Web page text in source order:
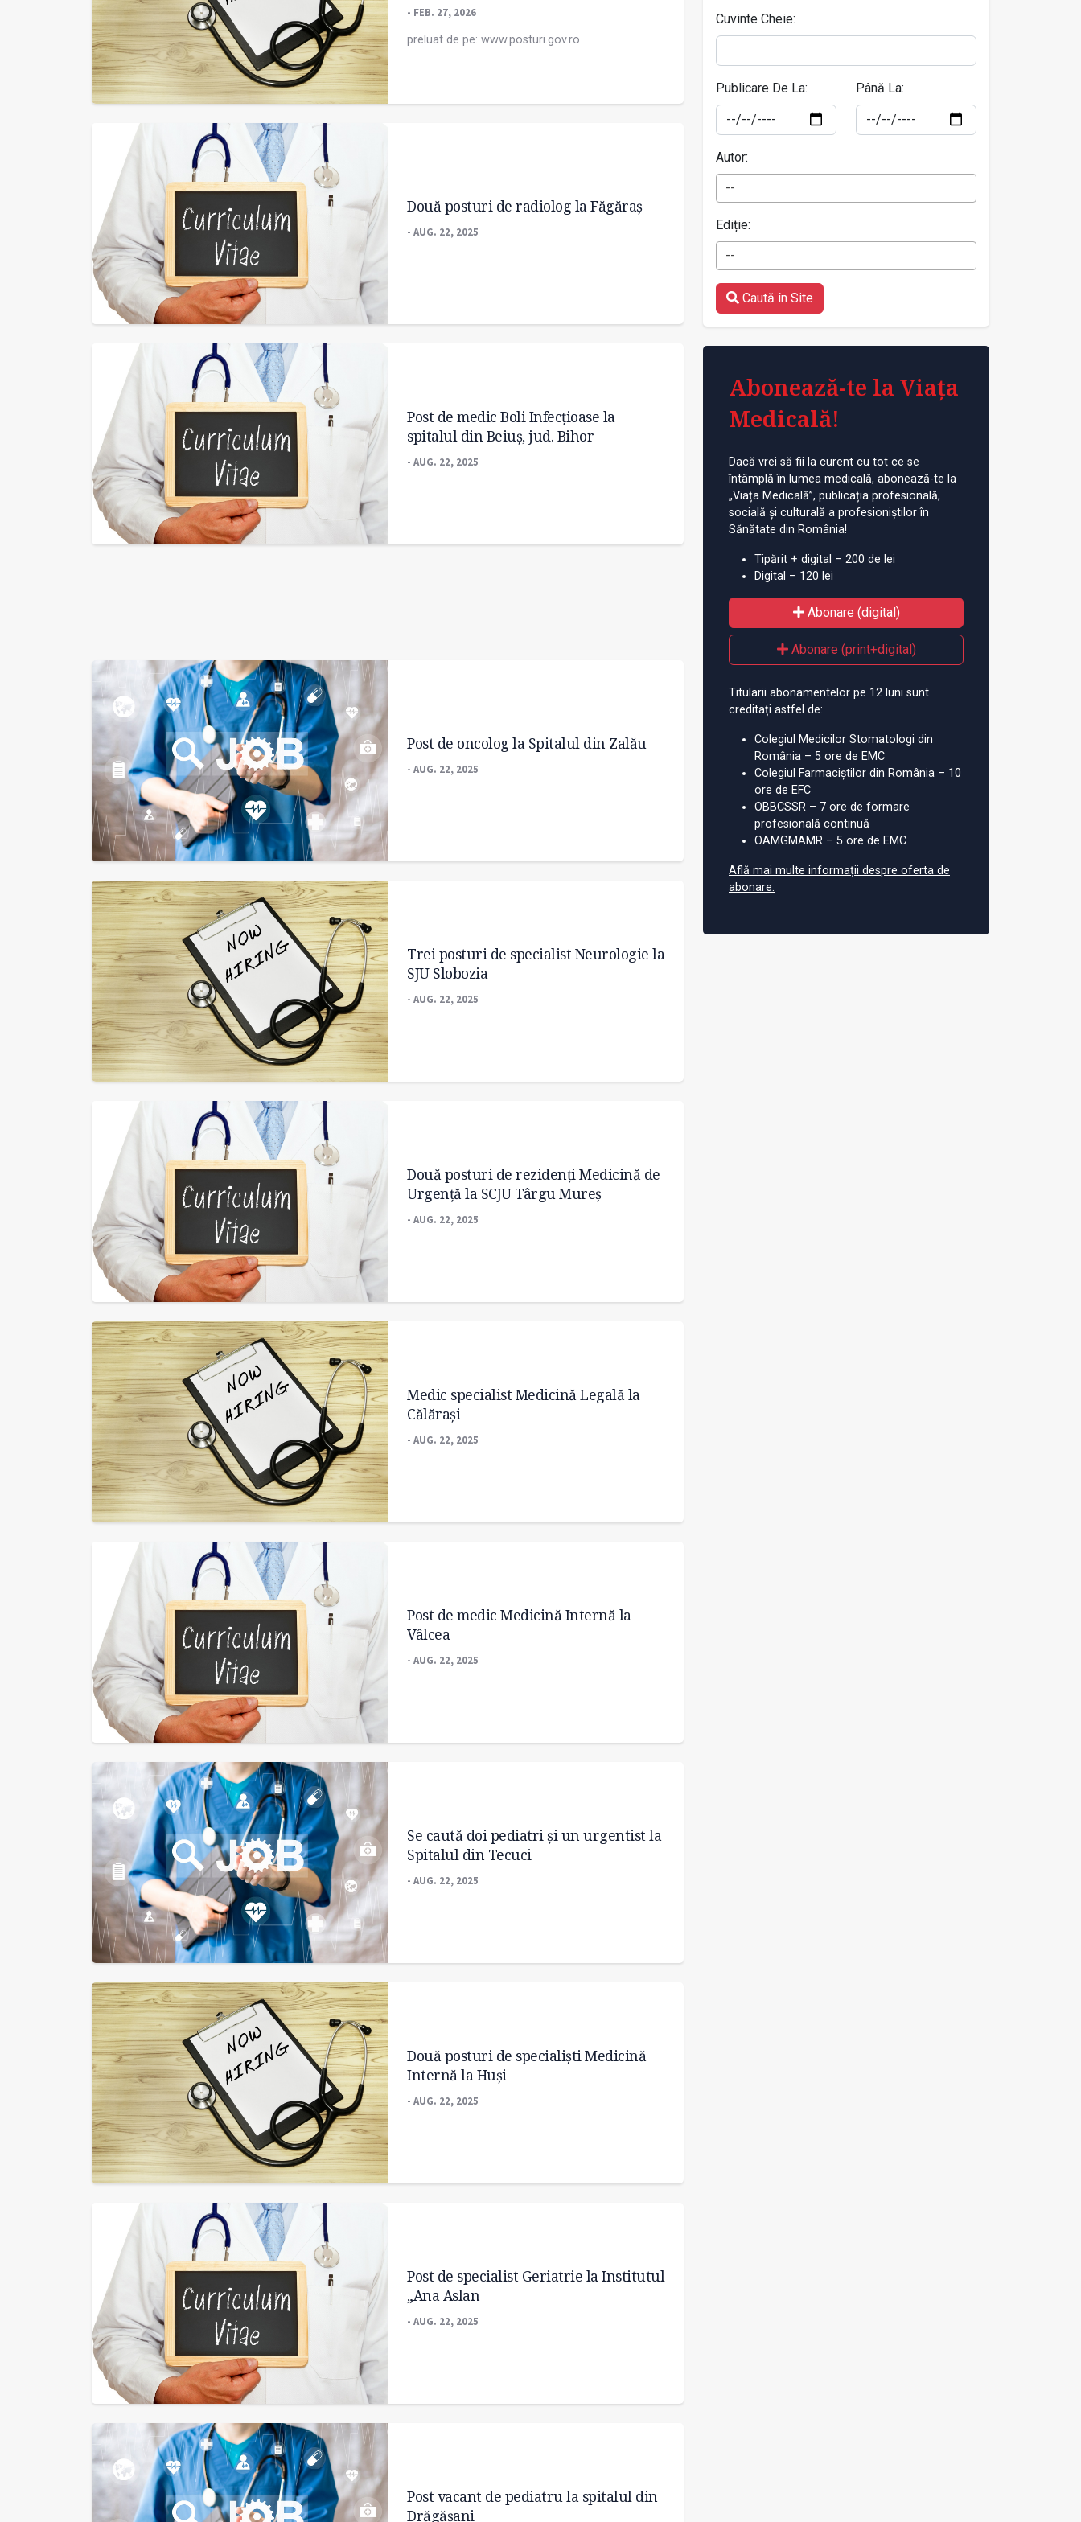
- FEB. 27, 2026
preluat de pe: www.posturi.gov.ro
Două posturi de radiolog la Făgăraș
- AUG. 22, 2025
Post de medic Boli Infecțioase la
spitalul din Beiuș, jud. Bihor
- AUG. 22, 2025
Post de oncolog la Spitalul din Zalău
- AUG. 22, 2025
Trei posturi de specialist Neurologie la
SJU Slobozia
- AUG. 22, 2025
Două posturi de rezidenți Medicină de
Urgență la SCJU Târgu Mureș
- AUG. 22, 2025
Medic specialist Medicină Legală la
Călărași
- AUG. 22, 2025
Post de medic Medicină Internă la
Vâlcea
- AUG. 22, 2025
Se caută doi pediatri și un urgentist la
Spitalul din Tecuci
- AUG. 22, 2025
Două posturi de specialiști Medicină
Internă la Huși
- AUG. 22, 2025
Post de specialist Geriatrie la Institutul
„Ana Aslan
- AUG. 22, 2025
Post vacant de pediatru la spitalul din
Drăgășani
Cuvinte Cheie:
Publicare De La: Până La:
Autor:
--
Ediție:
--
Caută în Site
Abonează-te la Viața
Medicală!
Dacă vrei să fii la curent cu tot ce se
întâmplă în lumea medicală, abonează-te la
„Viața Medicală”, publicația profesională,
socială și culturală a profesioniștilor în
Sănătate din România!
Tipărit + digital – 200 de lei
Digital – 120 lei
Abonare (digital)
Abonare (print+digital)
Titularii abonamentelor pe 12 luni sunt
creditați astfel de:
Colegiul Medicilor Stomatologi din
România – 5 ore de EMC
Colegiul Farmaciștilor din România – 10
ore de EFC
OBBCSSR – 7 ore de formare
profesională continuă
OAMGMAMR – 5 ore de EMC
Află mai multe informații despre oferta de
abonare.